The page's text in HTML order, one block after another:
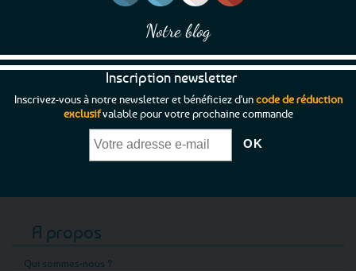
produit
Notre blog
Inscription newsletter
Inscrivez-vous à notre newsletter et bénéficiez d'uncode de réduction
exclusifvalable pour votre prochaine commande
A propos
Qui sommes-nous ?